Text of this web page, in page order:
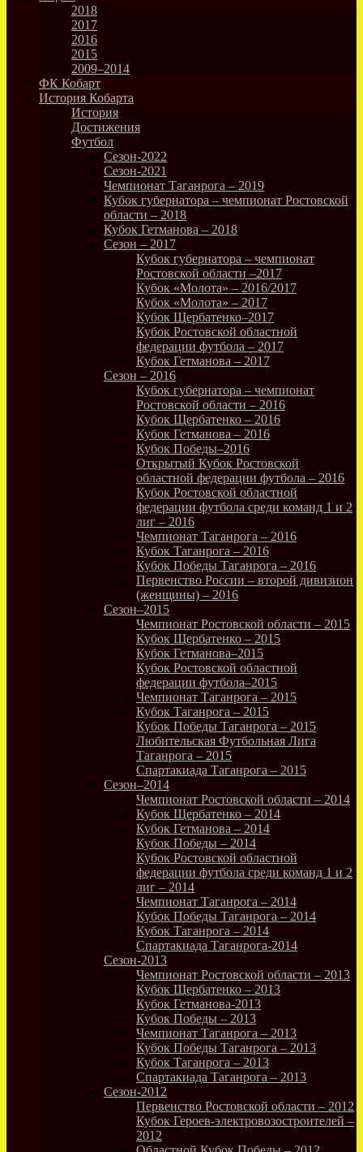
2018
2017
2016
2015
2009–2014
ФК Кобарт
История Кобарта
История
Достижения
Футбол
Сезон-2022
Сезон-2021
Чемпионат Таганрога – 2019
Кубок губернатора – чемпионат Ростовской
области – 2018
Кубок Гетманова – 2018
Сезон – 2017
Кубок губернатора – чемпионат
Ростовской области –2017
Кубок «Молота» – 2016/2017
Кубок «Молота» – 2017
Кубок Щербатенко–2017
Кубок Ростовской областной
федерации футбола – 2017
Кубок Гетманова – 2017
Сезон – 2016
Кубок губернатора – чемпионат
Ростовской области – 2016
Кубок Щербатенко – 2016
Кубок Гетманова – 2016
Кубок Победы–2016
Открытый Кубок Ростовской
областной федерации футбола – 2016
Кубок Ростовской областной
федерации футбола среди команд 1 и 2
лиг – 2016
Чемпионат Таганрога – 2016
Кубок Таганрога – 2016
Кубок Победы Таганрога – 2016
Первенство России – второй дивизион
(женщины) – 2016
Сезон–2015
Чемпионат Ростовской области – 2015
Кубок Щербатенко – 2015
Кубок Гетманова–2015
Кубок Ростовской областной
федерации футбола–2015
Чемпионат Таганрога – 2015
Кубок Таганрога – 2015
Кубок Победы Таганрога – 2015
Любительская Футбольная Лига
Таганрога – 2015
Спартакиада Таганрога – 2015
Сезон–2014
Чемпионат Ростовской области – 2014
Кубок Щербатенко – 2014
Кубок Гетманова – 2014
Кубок Победы – 2014
Кубок Ростовской областной
федерации футбола среди команд 1 и 2
лиг – 2014
Чемпионат Таганрога – 2014
Кубок Победы Таганрога – 2014
Кубок Таганрога – 2014
Спартакиада Таганрога-2014
Сезон-2013
Чемпионат Ростовской области – 2013
Кубок Щербатенко – 2013
Кубок Гетманова-2013
Кубок Победы – 2013
Чемпионат Таганрога – 2013
Кубок Победы Таганрога – 2013
Кубок Таганрога – 2013
Спартакиада Таганрога – 2013
Сезон-2012
Первенство Ростовской области – 2012
Кубок Героев-электровозостроителей –
2012